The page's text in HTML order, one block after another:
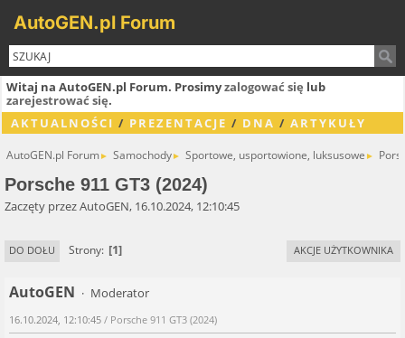
AutoGEN.pl Forum
Witaj na AutoGEN.pl Forum. Prosimyzalogować się lub
zarejestrować się.
AKTUALNOŚCI / PREZENTACJE / DNA / ARTYKUŁY
AutoGEN.pl Forum► Samochody► Sportowe, usportowione, luksusowe ►
Porsche 911 GT3 (2024)
Zaczęty przez AutoGEN, 16.10.2024, 12:10:45
DO DOŁU Strony 1 AKCJE UŻYTKOWNIKA
AutoGEN Moderator
16.10.2024, 12:10:45 / Porsche 911 GT3 (2024)